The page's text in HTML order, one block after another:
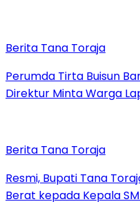
Berita Tana Toraja
Perumda Tirta Buisun
Direktur Minta Warga
Berita Tana Toraja
Resmi, Bupati Tana
Berat kepada Kepala